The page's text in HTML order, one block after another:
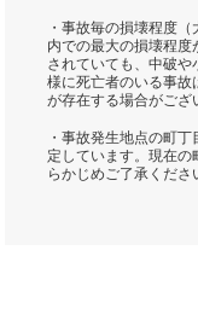
・事故毎の損壊程度
内での最大の損壊程
されていても、中破や
様に死亡者のいる事故
が存在する場合がござ
・事故発生地点の町
定しています。現在
らかじめご了承くださ